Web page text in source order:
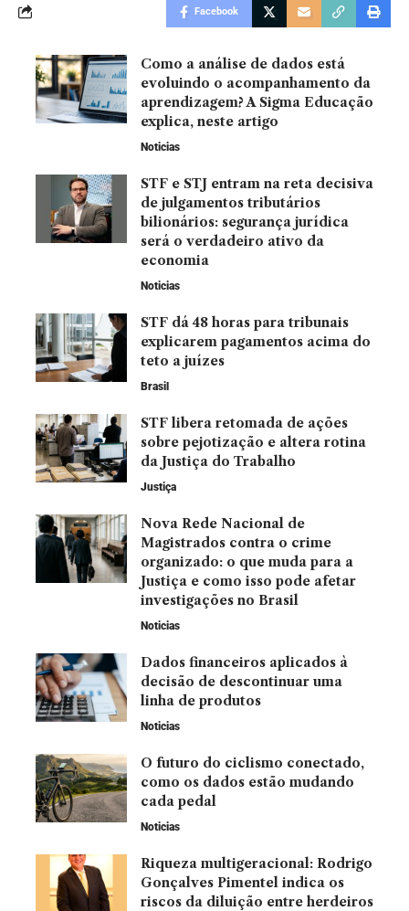
Facebook
Como a análise de dados está
evoluindo o acompanhamento da
aprendizagem? A Sigma Educação
explica, neste artigo
Noticias
STF e STJ entram na reta decisiva
de julgamentos tributários
bilionários: segurança jurídica
será o verdadeiro ativo da
economia
Noticias
STF dá 48 horas para tribunais
explicarem pagamentos acima do
teto a juízes
Brasil
STF libera retomada de ações
sobre pejotização e altera rotina
da Justiça do Trabalho
Justiça
Nova Rede Nacional de
Magistrados contra o crime
organizado: o que muda para a
Justiça e como isso pode afetar
investigações no Brasil
Noticias
Dados financeiros aplicados à
decisão de descontinuar uma
linha de produtos
Noticias
O futuro do ciclismo conectado,
como os dados estão mudando
cada pedal
Noticias
Riqueza multigeracional: Rodrigo
Gonçalves Pimentel indica os
riscos da diluição entre herdeiros